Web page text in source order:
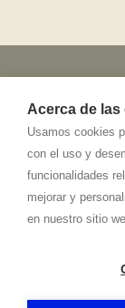
Acerca de
Usamos cookies
con el uso y
funcionalidades
mejorar y
en nuestro sitio
C/ del
Política de